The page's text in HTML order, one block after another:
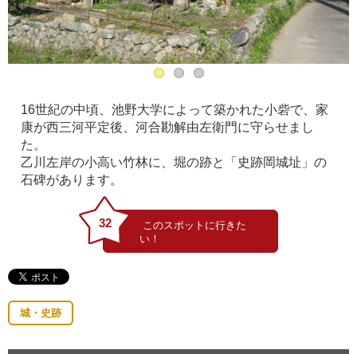
16世紀の中頃、池野大学によって築かれた小砦で、家
康が西三河平定後、河合勘解由左衛門に守らせまし
た。
乙川左岸の小高い竹林に、堀の跡と「史跡岡城址」の
石碑があります。
32
城・史跡